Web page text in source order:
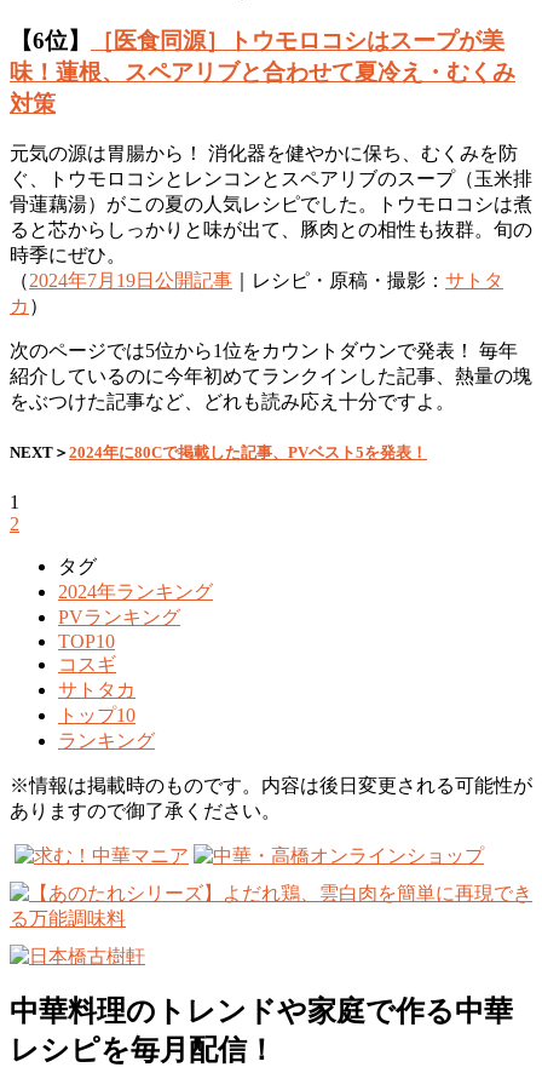
【6位】
［医食同源］トウモロコシはスープが美
味！蓮根、スペアリブと合わせて夏冷え・むくみ
対策
元気の源は胃腸から！ 消化器を健やかに保ち、むくみを防
ぐ、トウモロコシとレンコンとスペアリブのスープ（玉米排
骨蓮藕湯）がこの夏の人気レシピでした。トウモロコシは煮
ると芯からしっかりと味が出て、豚肉との相性も抜群。旬の
時季にぜひ。
（2024年7月19日公開記事 ｜レシピ・原稿・撮影： サトタ
カ ）
次のページでは5位から1位をカウントダウンで発表！ 毎年
紹介しているのに今年初めてランクインした記事、熱量の塊
をぶつけた記事など、どれも読み応え十分ですよ。
NEXT＞ 2024年に80Cで掲載した記事、PVベスト5を発表！
1
2
タグ
2024年ランキング
PVランキング
TOP10
コスギ
サトタカ
トップ10
ランキング
※情報は掲載時のものです。内容は後日変更される可能性が
ありますので御了承ください。
中華料理のトレンドや家庭で作る中華
レシピを毎月配信！